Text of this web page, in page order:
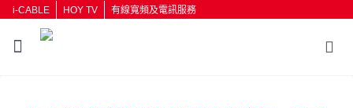
i-CABLE HOY TV 有線寬頻及電訊服務